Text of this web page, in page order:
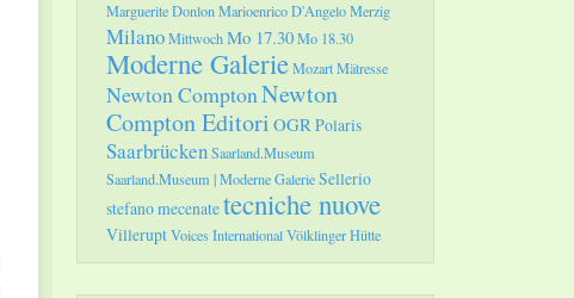
Marguerite DonlonMarioenrico D'AngeloMerzig
MilanoMittwochMo 17.30Mo 18.30
Moderne GalerieMozartMätresse
Newton ComptonNewton
Compton Editori OGRPolaris
SaarbrückenSaarland.Museum
Saarland.Museum | Moderne GalerieSellerio
stefano mecenatetecniche nuove
VilleruptVoices InternationalVölklinger Hütte